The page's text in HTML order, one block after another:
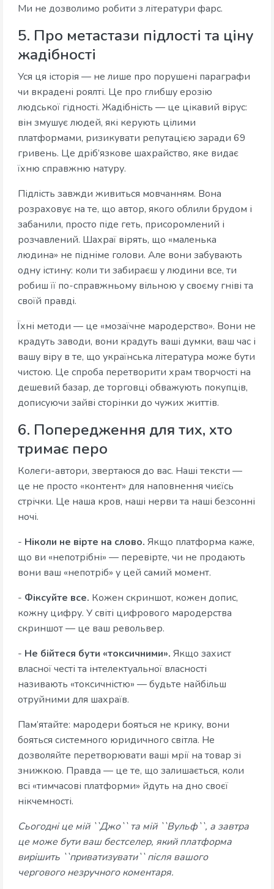
Ми не дозволимо робити з літератури фарс.
5. Про метастази підлості та ціну
жадібності
Уся ця історія — не лише про порушені параграфи
чи вкрадені роялті. Це про глибшу ерозію
людської гідності. Жадібність — це цікавий вірус:
він змушує людей, які керують цілими
платформами, ризикувати репутацією заради 69
гривень. Це дріб’язкове шахрайство, яке видає
їхню справжню натуру.
Підлість завжди живиться мовчанням. Вона
розраховує на те, що автор, якого облили брудом і
забанили, просто піде геть, присоромлений і
розчавлений. Шахраї вірять, що «маленька
людина» не підніме голови. Але вони забувають
одну істину: коли ти забираєш у людини все, ти
робиш її по-справжньому вільною у своєму гніві та
своїй правді.
Їхні методи — це «мозаїчне мародерство». Вони не
крадуть заводи, вони крадуть ваші думки, ваш час і
вашу віру в те, що українська література може бути
чистою. Це спроба перетворити храм творчості на
дешевий базар, де торговці обважують покупців,
дописуючи зайві сторінки до чужих життів.
6. Попередження для тих, хто
тримає перо
Колеги-автори, звертаюся до вас. Наші тексти —
це не просто «контент» для наповнення чиєїсь
стрічки. Це наша кров, наші нерви та наші безсонні
ночі.
- Ніколи не вірте на слово. Якщо платформа каже,
що ви «непотрібні» — перевірте, чи не продають
вони ваш «непотріб» у цей самий момент.
- Фіксуйте все. Кожен скриншот, кожен допис,
кожну цифру. У світі цифрового мародерства
скриншот — це ваш револьвер.
- Не бійтеся бути «токсичними». Якщо захист
власної честі та інтелектуальної власності
називають «токсичністю» — будьте найбільш
отруйними для шахраїв.
Пам’ятайте: мародери бояться не крику, вони
бояться системного юридичного світла. Не
дозволяйте перетворювати ваші мрії на товар зі
знижкою. Правда — це те, що залишається, коли
всі «тимчасові платформи» йдуть на дно своєї
нікчемності.
Сьогодні це мій ``Джо`` та мій ``Вульф``, а завтра
це може бути ваш бестселер, який платформа
вирішить ``приватизувати`` після вашого
чергового незручного коментаря.